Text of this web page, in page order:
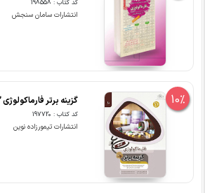
کد کتاب : 198558
انتشارات سامان سنجش
10% گزینه برتر فارماکولوژی 1403
کد کتاب : 197720
انتشارات تیمورزاده نوین